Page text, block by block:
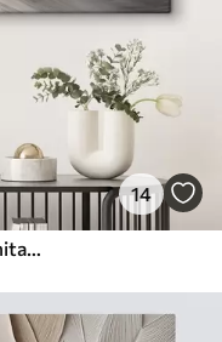
14
Abstraktne kompositsioon, maali imitatsioon